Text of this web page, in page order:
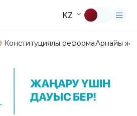
KZ
Конституциялық реформаАрнайы